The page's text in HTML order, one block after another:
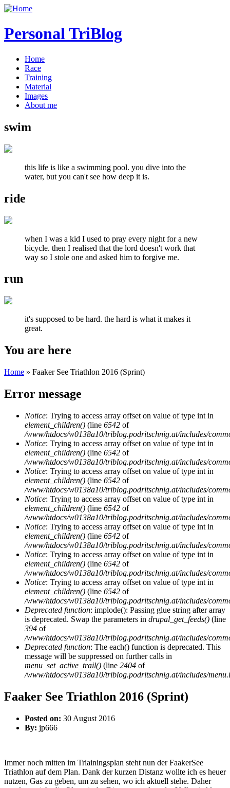
Personal TriBlog
Home
Race
Training
Material
Images
About me
swim
this life is like a swimming pool. you dive into the
water, but you can't see how deep it is.
ride
when I was a kid I used to pray every night for a new
bicycle. then I realised that the lord doesn't work that
way so I stole one and asked him to forgive me.
run
it's supposed to be hard. the hard is what it makes it
great.
You are here
Home » Faaker See Triathlon 2016 (Sprint)
Error message
Notice: Trying to access array offset on value of type int in
element_children() (line 6542 of
/www/htdocs/w0138a10/triblog.podritschnig.at/includes/
Notice: Trying to access array offset on value of type int in
element_children() (line 6542 of
/www/htdocs/w0138a10/triblog.podritschnig.at/includes/
Notice: Trying to access array offset on value of type int in
element_children() (line 6542 of
/www/htdocs/w0138a10/triblog.podritschnig.at/includes/
Notice: Trying to access array offset on value of type int in
element_children() (line 6542 of
/www/htdocs/w0138a10/triblog.podritschnig.at/includes/
Notice: Trying to access array offset on value of type int in
element_children() (line 6542 of
/www/htdocs/w0138a10/triblog.podritschnig.at/includes/
Notice: Trying to access array offset on value of type int in
element_children() (line 6542 of
/www/htdocs/w0138a10/triblog.podritschnig.at/includes/
Notice: Trying to access array offset on value of type int in
element_children() (line 6542 of
/www/htdocs/w0138a10/triblog.podritschnig.at/includes/
Deprecated function: implode(): Passing glue string after array
is deprecated. Swap the parameters in drupal_get_feeds() (line
394 of
/www/htdocs/w0138a10/triblog.podritschnig.at/includes/
Deprecated function: The each() function is deprecated. This
message will be suppressed on further calls in
menu_set_active_trail() (line 2404 of
/www/htdocs/w0138a10/triblog.podritschnig.at/includes/
Faaker See Triathlon 2016 (Sprint)
Posted on: 30 August 2016
By: jp666
Immer noch mitten im Triainingsplan steht nun der FaakerSee
Triathlon auf dem Plan. Dank der kurzen Distanz wollte ich es heuer
nutzen, Gas zu geben, um zu sehen, wo ich aktuell stehe. Daher